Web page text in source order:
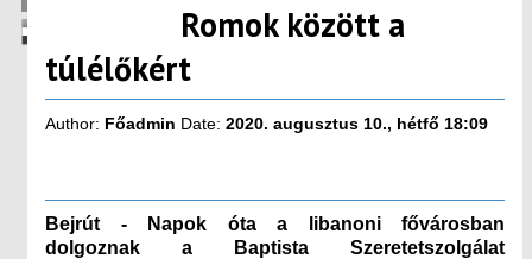
Romok között a
túlélőkért
Author: Főadmin Date: 2020. augusztus 10., hétfő 18:09
Bejrút - Napok óta a libanoni fővárosban
dolgoznak a Baptista Szeretetszolgálat